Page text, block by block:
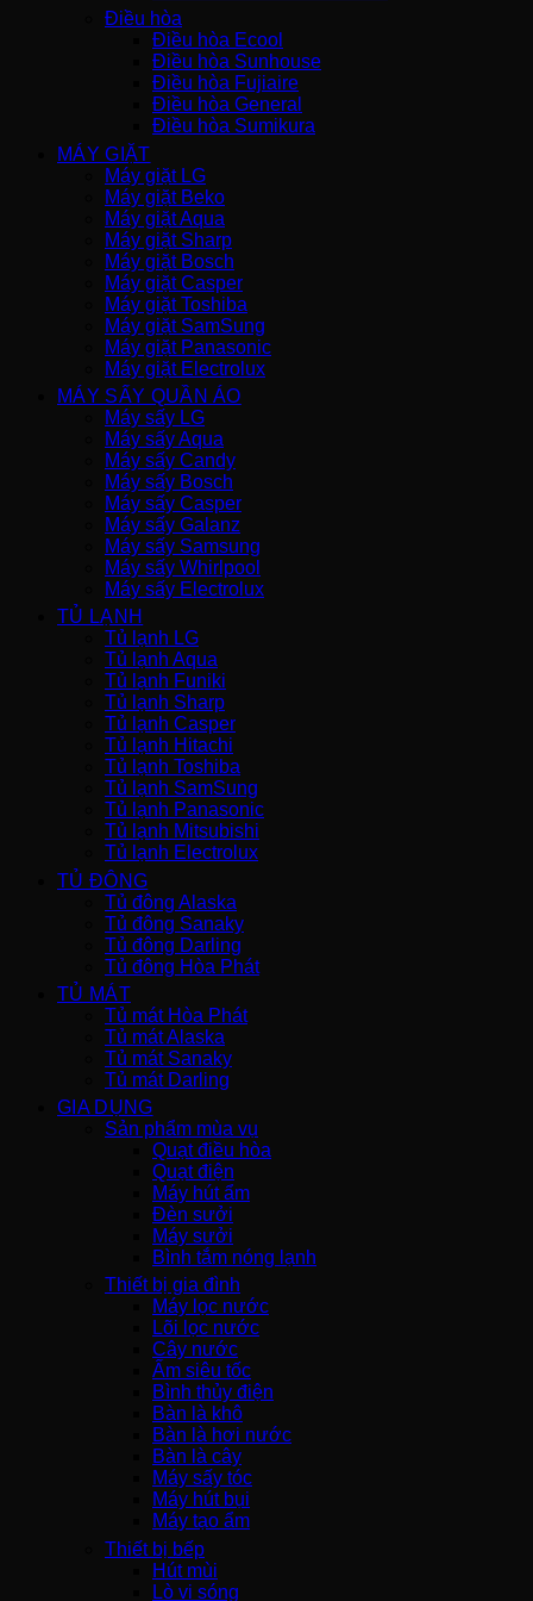
Điều hòa
Điều hòa Ecool
Điều hòa Sunhouse
Điều hòa Fujiaire
Điều hòa General
Điều hòa Sumikura
MÁY GIẶT
Máy giặt LG
Máy giặt Beko
Máy giặt Aqua
Máy giặt Sharp
Máy giặt Bosch
Máy giặt Casper
Máy giặt Toshiba
Máy giặt SamSung
Máy giặt Panasonic
Máy giặt Electrolux
MÁY SẤY QUẦN ÁO
Máy sấy LG
Máy sấy Aqua
Máy sấy Candy
Máy sấy Bosch
Máy sấy Casper
Máy sấy Galanz
Máy sấy Samsung
Máy sấy Whirlpool
Máy sấy Electrolux
TỦ LẠNH
Tủ lạnh LG
Tủ lạnh Aqua
Tủ lạnh Funiki
Tủ lạnh Sharp
Tủ lạnh Casper
Tủ lạnh Hitachi
Tủ lạnh Toshiba
Tủ lạnh SamSung
Tủ lạnh Panasonic
Tủ lạnh Mitsubishi
Tủ lạnh Electrolux
TỦ ĐÔNG
Tủ đông Alaska
Tủ đông Sanaky
Tủ đông Darling
Tủ đông Hòa Phát
TỦ MÁT
Tủ mát Hòa Phát
Tủ mát Alaska
Tủ mát Sanaky
Tủ mát Darling
GIA DỤNG
Sản phẩm mùa vụ
Quạt điều hòa
Quạt điện
Máy hút ẩm
Đèn sưởi
Máy sưởi
Bình tắm nóng lạnh
Thiết bị gia đình
Máy lọc nước
Lõi lọc nước
Cây nước
Ấm siêu tốc
Bình thủy điện
Bàn là khô
Bàn là hơi nước
Bàn là cây
Máy sấy tóc
Máy hút bụi
Máy tạo ẩm
Thiết bị bếp
Hút mùi
Lò vi sóng